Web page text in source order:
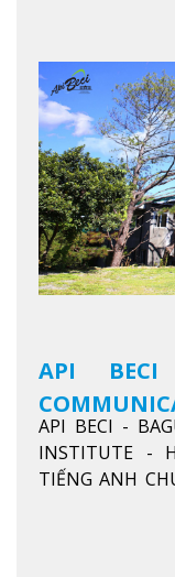
API BECI
THỐNG
ANH
API BECI -
INSTITUTE -
TIẾNG ANH